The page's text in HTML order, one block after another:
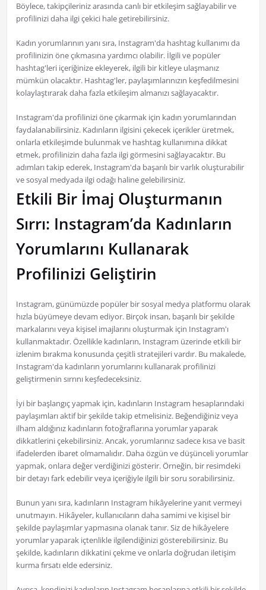
Böylece, takipçileriniz arasında canlı bir etkileşim sağlayabilir ve
profilinizi daha ilgi çekici hale getirebilirsiniz.
Kadın yorumlarının yanı sıra, Instagram'da hashtag kullanımı da
profilinizin öne çıkmasına yardımcı olabilir. İlgili ve popüler
hashtag'leri içeriğinize ekleyerek, ilgili bir kitleye ulaşmanız
mümkün olacaktır. Hashtag'ler, paylaşımlarınızın keşfedilmesini
kolaylaştırarak daha fazla etkileşim almanızı sağlayacaktır.
Instagram'da profilinizi öne çıkarmak için kadın yorumlarından
faydalanabilirsiniz. Kadınların ilgisini çekecek içerikler üretmek,
onlarla etkileşimde bulunmak ve hashtag kullanımına dikkat
etmek, profilinizin daha fazla ilgi görmesini sağlayacaktır. Bu
adımları takip ederek, Instagram'da başarılı bir varlık oluşturabilir
ve sosyal medyada ilgi odağı haline gelebilirsiniz.
Etkili Bir İmaj Oluşturmanın
Sırrı: Instagram’da Kadınların
Yorumlarını Kullanarak
Profilinizi Geliştirin
Instagram, günümüzde popüler bir sosyal medya platformu olarak
hızla büyümeye devam ediyor. Birçok insan, başarılı bir şekilde
markalarını veya kişisel imajlarını oluşturmak için Instagram'ı
kullanmaktadır. Özellikle kadınların, Instagram üzerinde etkili bir
izlenim bırakma konusunda çeşitli stratejileri vardır. Bu makalede,
Instagram'da kadınların yorumlarını kullanarak profilinizi
geliştirmenin sırrını keşfedeceksiniz.
İyi bir başlangıç yapmak için, kadınların Instagram hesaplarındaki
paylaşımları aktif bir şekilde takip etmelisiniz. Beğendiğiniz veya
ilham aldığınız kadınların fotoğraflarına yorumlar yaparak
dikkatlerini çekebilirsiniz. Ancak, yorumlarınız sadece kısa ve basit
ifadelerden ibaret olmamalıdır. Daha özgün ve düşünceli yorumlar
yapmak, onlara değer verdiğinizi gösterir. Örneğin, bir resimdeki
bir detayı fark edebilir veya içeriğiyle ilgili bir soru sorabilirsiniz.
Bunun yanı sıra, kadınların Instagram hikâyelerine yanıt vermeyi
unutmayın. Hikâyeler, kullanıcıların daha samimi ve kişisel bir
şekilde paylaşımlar yapmasına olanak tanır. Siz de hikâyelere
yorumlar yaparak içtenlikle ilgilendiğinizi gösterebilirsiniz. Bu
şekilde, kadınların dikkatini çekme ve onlarla doğrudan iletişim
kurma fırsatı elde edersiniz.